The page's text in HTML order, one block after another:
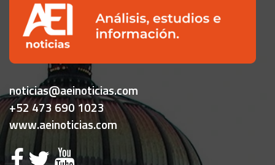
noticias@aeinoticias.com
+52 473 690 1023
www.aeinoticias.com